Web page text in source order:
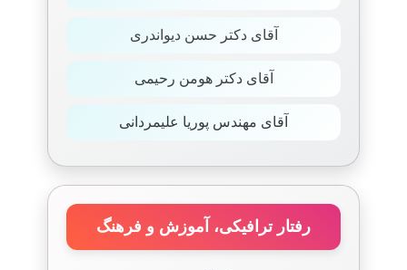
آقای دکتر حسن دیواندری
آقای دکتر هومن رحیمی
آقای مهندس پوریا علیمردانی
رفتار ترافیکی، آموزش و فرهنگ